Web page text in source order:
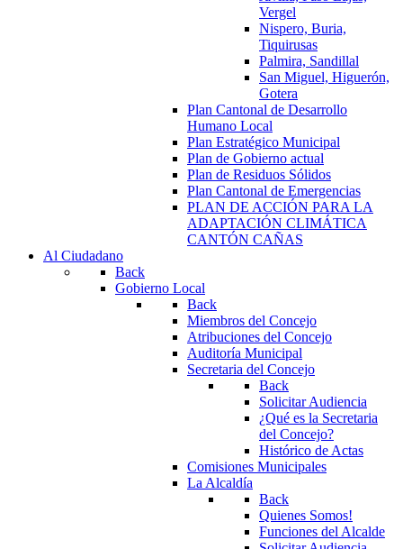
Vergel
Nispero, Buria,
Tiquirusas
Palmira, Sandillal
San Miguel, Higuerón,
Gotera
Plan Cantonal de Desarrollo
Humano Local
Plan Estratégico Municipal
Plan de Gobierno actual
Plan de Residuos Sólidos
Plan Cantonal de Emergencias
PLAN DE ACCIÓN PARA LA
ADAPTACIÓN CLIMÁTICA
CANTÓN CAÑAS
Al Ciudadano
Back
Gobierno Local
Back
Miembros del Concejo
Atribuciones del Concejo
Auditoría Municipal
Secretaria del Concejo
Back
Solicitar Audiencia
¿Qué es la Secretaria
del Concejo?
Histórico de Actas
Comisiones Municipales
La Alcaldía
Back
Quienes Somos!
Funciones del Alcalde